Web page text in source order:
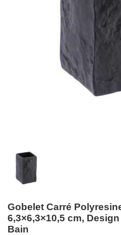
Gobelet Carré
6,3×6,3×10,5 cm,
Bain